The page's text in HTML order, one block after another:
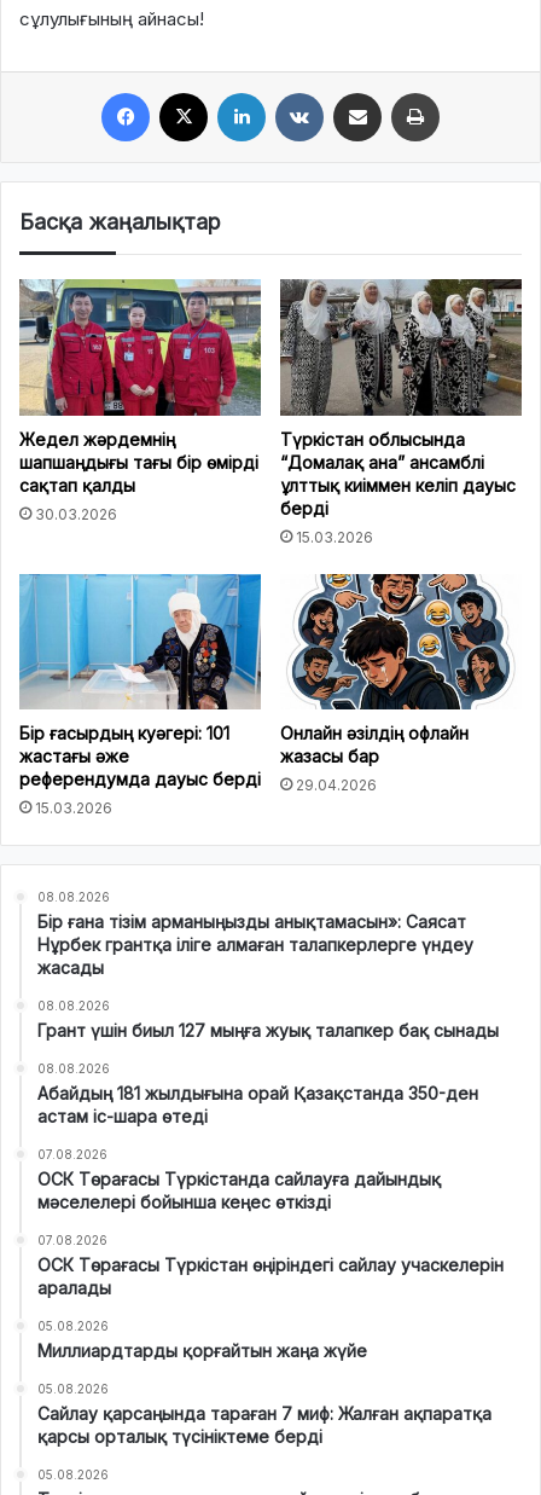
сұлулығының айнасы!
Басқа жаңалықтар
Жедел жәрдемнің
шапшаңдығы тағы бір өмірді
сақтап қалды
30.03.2026
Түркістан облысында
“Домалақ ана” ансамблі
ұлттық киіммен келіп дауыс
берді
15.03.2026
Бір ғасырдың куәгері: 101
жастағы әже
референдумда дауыс берді
15.03.2026
Онлайн әзілдің офлайн
жазасы бар
29.04.2026
08.08.2026
Бір ғана тізім арманыңызды анықтамасын»: Саясат
Нұрбек грантқа іліге алмаған талапкерлерге үндеу
жасады
08.08.2026
Грант үшін биыл 127 мыңға жуық талапкер бақ сынады
08.08.2026
Абайдың 181 жылдығына орай Қазақстанда 350-ден
астам іс-шара өтеді
07.08.2026
ОСК Төрағасы Түркістанда сайлауға дайындық
мәселелері бойынша кеңес өткізді
07.08.2026
ОСК Төрағасы Түркістан өңіріндегі сайлау учаскелерін
аралады
05.08.2026
Миллиардтарды қорғайтын жаңа жүйе
05.08.2026
Сайлау қарсаңында тараған 7 миф: Жалған ақпаратқа
қарсы орталық түсініктеме берді
05.08.2026